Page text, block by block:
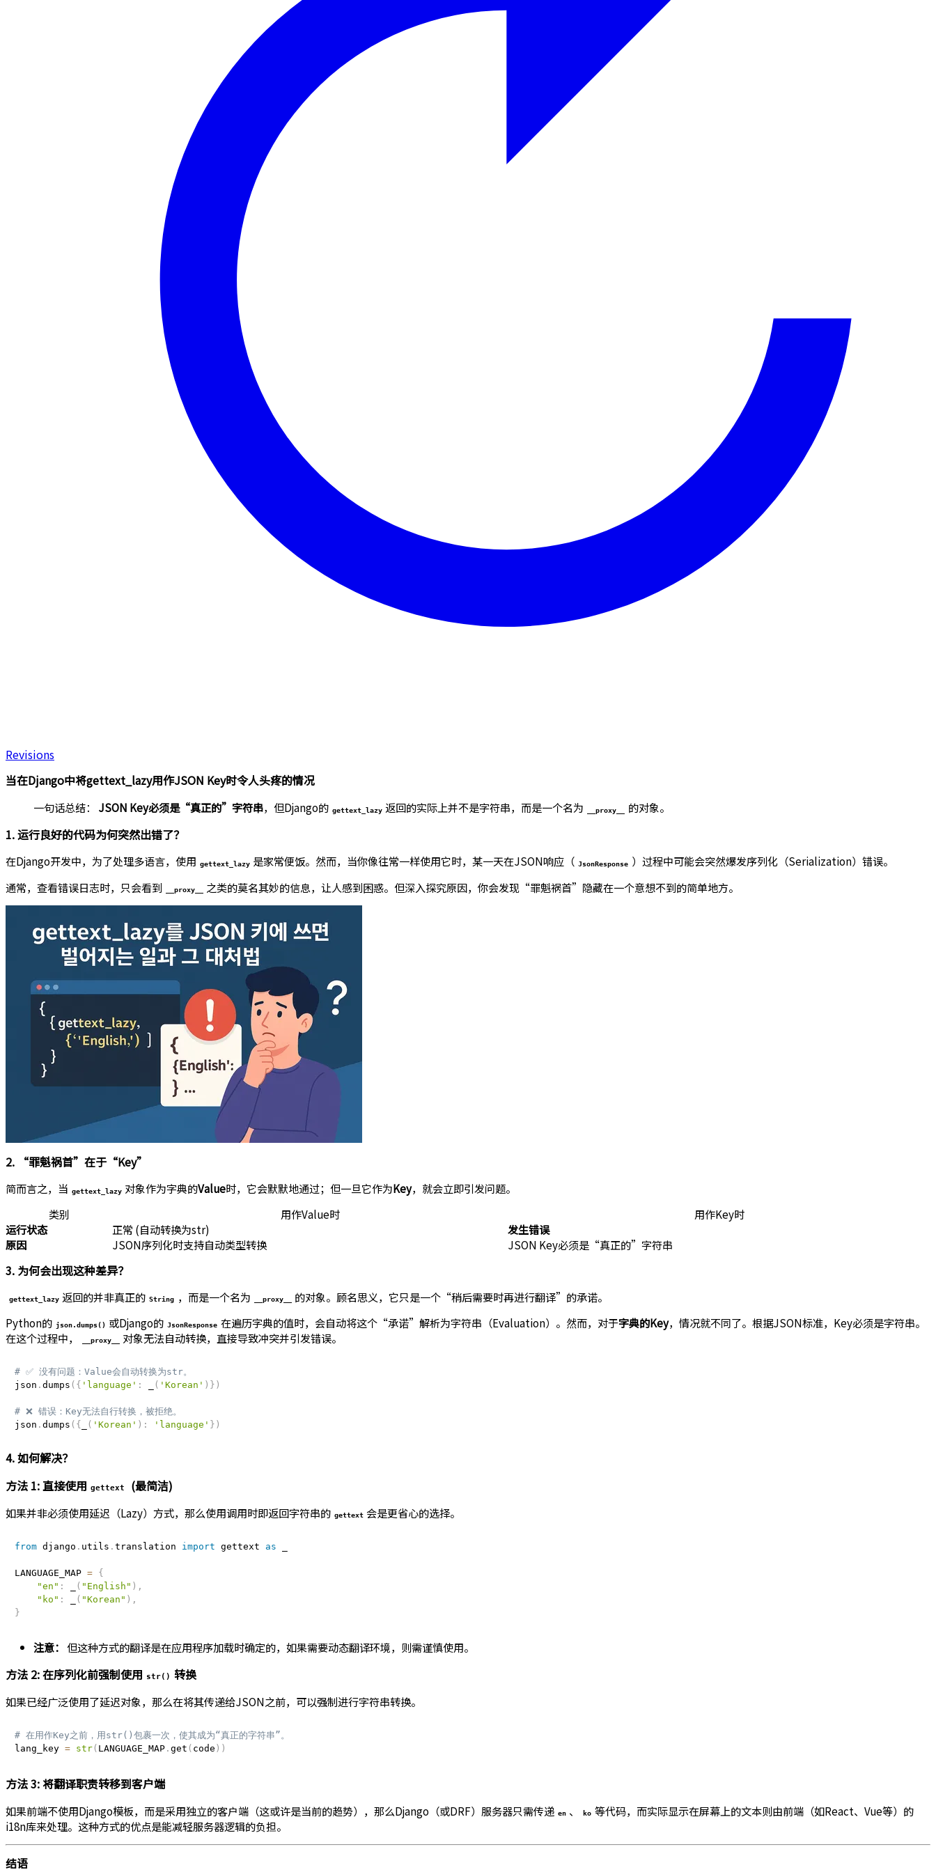
Revisions
当在Django中将gettext_lazy用作JSON Key时令人头疼的情况
一句话总结： JSON Key必须是“真正的”字符串，但Django的 gettext_lazy 返回的实际上并不是字符串，而是一个名为 __proxy__ 的对象。
1. 运行良好的代码为何突然出错了？
在Django开发中，为了处理多语言，使用 gettext_lazy 是家常便饭。然而，当你像往常一样使用它时，某一天在JSON响应（ JsonResponse ）过程中可能会突然爆发序列化（Serialization）错误。
通常，查看错误日志时，只会看到
__proxy__ 之类的莫名其妙的信息，让人感到困惑。但深入探究原因，你会发现“罪魁祸首”隐藏在一个意想不到的简单地方。
2. “罪魁祸首”在于“Key”
简而言之，当 gettext_lazy 对象作为字典的Value时，它会默默地通过；但一旦它作为Key，就会立即引发问题。
类别
用作Value时
用作Key时
运行状态
正常 (自动转换为str)
发生错误
原因
JSON序列化时支持自动类型转换 JSON Key必须是“真正的”字符串
3. 为何会出现这种差异？
gettext_lazy 返回的并非真正的 String ，而是一个名为 __proxy__
的对象。顾名思义，它只是一个“稍后需要时再进行翻译”的承诺。
Python的 json.dumps() 或Django的 JsonResponse 在遍历字典的值时，会自动将这个“承诺”解析为字符串（Evaluation）。然而，对于字典的Key，情况就不同了。根据JSON标准，Key必须是字符串。
在这个过程中，
__proxy__ 对象无法自动转换，直接导致冲突并引发错误。
# ✅ 没有问题：Value会自动转换为str。
json . dumps ( { 'language' : ( 'Korean' ) } )
# ❌ 错误：Key无法自行转换，被拒绝。
json . dumps ( { ( 'Korean' ) : 'language' } )
4. 如何解决？
方法 1: 直接使用 gettext (最简洁)
如果并非必须使用延迟（Lazy）方式，那么使用调用时即返回字符串的 gettext 会是更省心的选择。
from django . utils . translation import gettext as
LANGUAGE_MAP =
{
"en" : ( "English" ) ,
"ko" : ( "Korean" ) ,
}
注意： 但这种方式的翻译是在应用程序加载时确定的，如果需要动态翻译环境，则需谨慎使用。
方法 2: 在序列化前强制使用 str() 转换
如果已经广泛使用了延迟对象，那么在将其传递给JSON之前，可以强制进行字符串转换。
# 在用作Key之前，用str()包裹一次，使其成为“真正的字符串”。
lang_key = str( LANGUAGE_MAP. get ( code ) )
方法 3: 将翻译职责转移到客户端
如果前端不使用Django模板，而是采用独立的客户端（这或许是当前的趋势），那么Django（或DRF）服务器只需传递 en 、 ko 等代码，而实际显示在屏幕上的文本则由前端（如React、Vue等）的
i18n库来处理。这种方式的优点是能减轻服务器逻辑的负担。
结语